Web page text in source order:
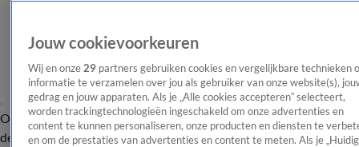
OverzichtAfleveringen Entertainment TV Algemeen
Tip
de redactieNieuwsbrief
Jouw cookievoorkeuren
Wij en onze 29 partners gebruiken cookies en vergelijkbare technieken
informatie te verzamelen over jou als gebruiker van onze website(s),
gedrag en jouw apparaten. Als je „Alle cookies accepteren” selecteert,
worden trackingtechnologieën ingeschakeld om onze advertenties en
content te kunnen personaliseren, onze producten en diensten te
en om de prestaties van advertenties en content te meten. Als je